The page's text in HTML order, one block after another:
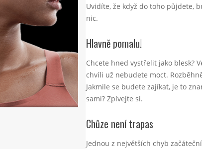
Uvidíte, že když do toho půjdete,
nic.
Hlavně pomalu!
Chcete hned vystřelit jako blesk?
chvíli už nebudete moct.
Jakmile se budete zajíkat, je to
sami? Zpívejte si.
Chůze není trapas
Jednou z největších chyb